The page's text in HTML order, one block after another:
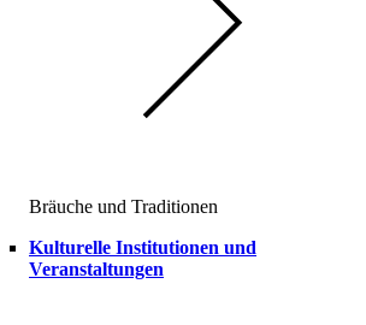
Bräuche und Traditionen
Kulturelle Institutionen und
Veranstaltungen